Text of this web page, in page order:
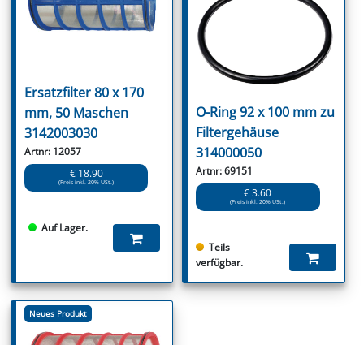
Ersatzfilter 80 x 170
mm, 50 Maschen
3142003030
Artnr: 12057
€ 18.90
(Preis inkl. 20% USt.)
Auf Lager.
O-Ring 92 x 100 mm zu
Filtergehäuse
314000050
Artnr: 69151
€ 3.60
(Preis inkl. 20% USt.)
Teils
verfügbar.
Neues Produkt